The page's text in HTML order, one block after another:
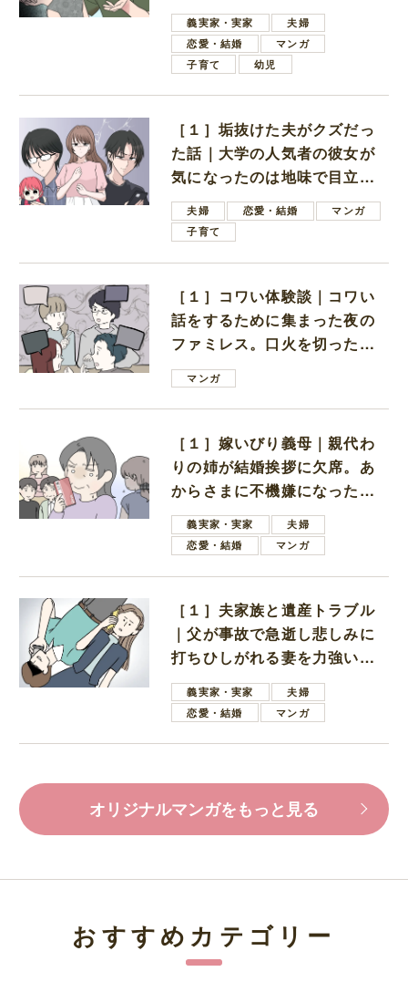
しいと言ってきた
義実家・実家
夫婦
恋愛・結婚
マンガ
子育て
幼児
［１］垢抜けた夫がクズだっ
た話｜大学の人気者の彼女が
気になったのは地味で目立た
ない男子学生
夫婦 恋愛・結婚
マンガ
子育て
［１］コワい体験談｜コワい
話をするために集まった夜の
ファミレス。口火を切ったの
は電車好きの男の子ママ
マンガ
［１］嫁いびり義母｜親代わ
りの姉が結婚挨拶に欠席。あ
からさまに不機嫌になった義
母義実家・実家
夫婦
恋愛・結婚
マンガ
［１］夫家族と遺産トラブル
｜父が事故で急逝し悲しみに
打ちひしがれる妻を力強い言
葉で励ます夫
義実家・実家
夫婦
恋愛・結婚
マンガ
オリジナルマンガをもっと見る
おすすめカテゴリー